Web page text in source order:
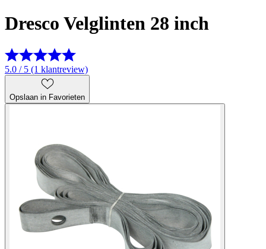
Dresco Velglinten 28 inch
5.0 / 5 (1 klantreview)
Opslaan in Favorieten